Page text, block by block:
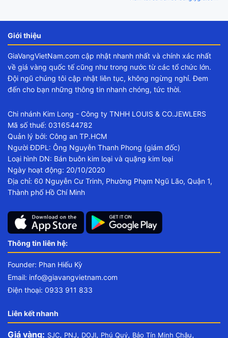
Giới thiệu
GiaVangVietNam.com cập nhật nhanh nhất và chính xác nhất
về giá vàng quốc tế cũng như trong nước từ các tổ chức lớn.
Đội ngũ chúng tôi cập nhật liên tục, không ngừng nghỉ. Đem
đến cho bạn những thông tin nhanh chóng, tức thời.
Chi nhánh Kim Long - Công ty TNHH LOUIS & CO.JEWLERS
Mã số thuế: 0316544782
Quản lý bởi: Công an TP.HCM
Người ĐDPL: Ông Nguyễn Thanh Phong (giám đốc)
Loại hình DN: Bán buôn kim loại và quặng kim loại
Ngày hoạt động: 20/10/2020
Địa chỉ: 60 Nguyễn Cư Trinh, Phường Phạm Ngũ Lão, Quận 1,
Thành phố Hồ Chí Minh
Thông tin liên hệ:
Founder: Phan Hiếu Kỳ
Email: info@giavangvietnam.com
Điện thoại: 0933 911 833
Liên kết nhanh
Giá vàng: SJC, PNJ, DOJI, Phú Quý, Bảo Tín Minh Châu,